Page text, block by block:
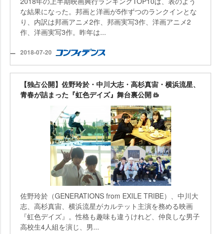
な結果になった。邦画と洋画が5作ずつのランクインとな
り、内訳は邦画アニメ2作、邦画実写3作、洋画アニメ2
作、洋画実写3作。昨年は...
2018-07-20
【独占公開】佐野玲於・中川大志・高杉真宙・横浜流星、
青春が詰まった『虹色デイズ』舞台裏公開
佐野玲於（GENERATIONS from EXILE TRIBE）、中川大
志、高杉真宙、横浜流星がカルテット主演を務める映画
『虹色デイズ』。性格も趣味も違うけれど、仲良しな男子
高校生4人組を演じ、男...